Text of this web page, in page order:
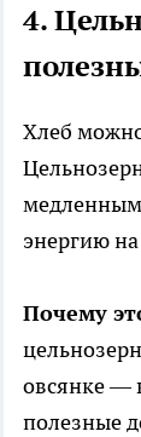
4.
Хлеб
энергию
Почему
овсянке —
полезные